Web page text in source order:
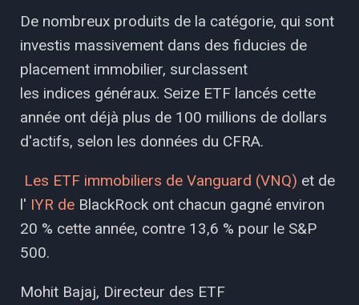
De nombreux produits de la catégorie, qui sont
investis massivement dans des fiducies de
placement immobilier, surclassent
les indices généraux. Seize ETF lancés cette
année ont déjà plus de 100 millions de dollars
d'actifs, selon les données du CFRA.
Les ETF immobiliers de Vanguard (VNQ) et de
l' IYR de BlackRock ont ​​chacun gagné environ
20 % cette année, contre 13,6 % pour le S&P
500.
Mohit Bajaj, Directeur des ETF